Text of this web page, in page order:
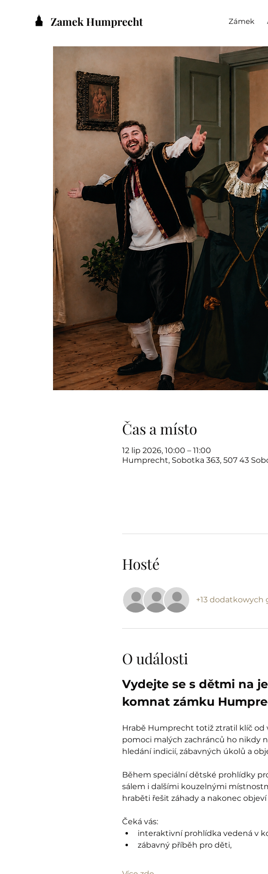
Zamek Humprecht Zámek
Čas a místo
12 lip 2026, 10:00 – 11:00
Humprecht, Sobotka 363, 507 43
Hosté
+13 dodatkowych
O události
Vydejte se s dětmi na
komnat zámku
Hrabě Humprecht totiž ztratil klíč od
pomoci malých zachránců ho nikdy
hledání indicií, zábavných úkolů a
Během speciální dětské prohlídky
sálem i dalšími kouzelnými
hraběti řešit záhady a nakonec
Čeká vás:
interaktivní prohlídka vedená v
zábavný příběh pro děti,